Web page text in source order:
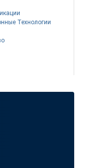
Технологии